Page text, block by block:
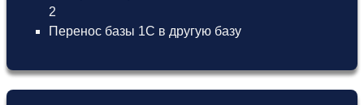
2
Перенос базы 1С в другую базу